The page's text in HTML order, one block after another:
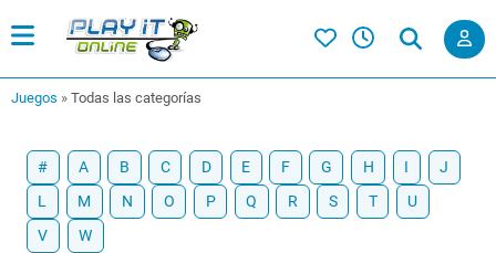
Juegos » Todas las categorías
# A B C D E F G H I
J
L
M N O P Q R S T
U
V
W